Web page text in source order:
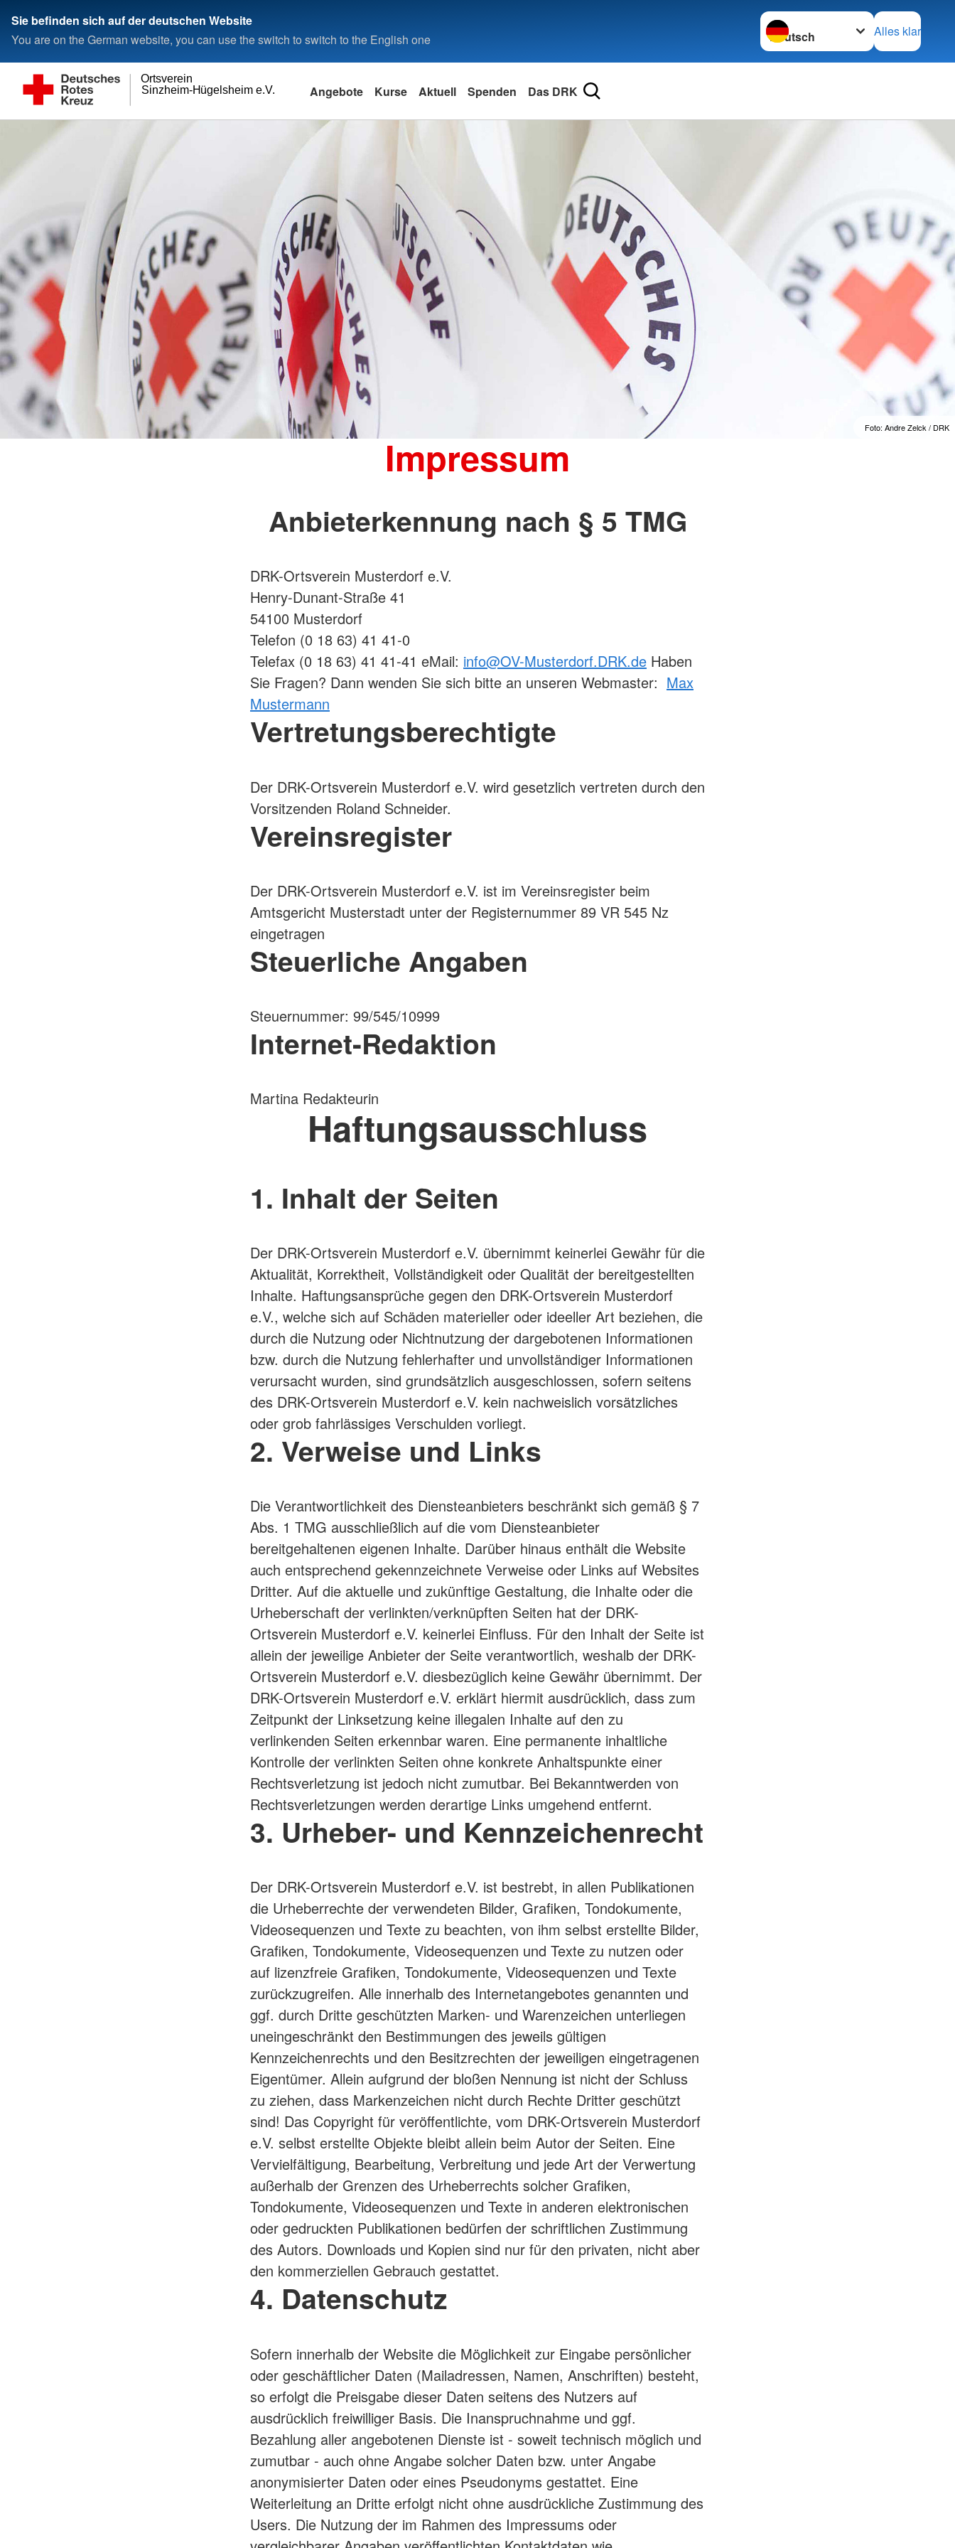
Sie befinden sich auf der deutschen Website
You are on the German website, you can use the switch to switch to the English one
Sprache wechseln zu
Alles klar
Sinzheim-Hügelsheim e.V.
Ortsverein
Angebote Kurse Aktuell Spenden Das DRK
Foto: Andre Zelck / DRK
Impressum
Anbieterkennung nach § 5 TMG
DRK-Ortsverein Musterdorf e.V.
Henry-Dunant-Straße 41
54100 Musterdorf
Telefon (0 18 63) 41 41-0
Telefax (0 18 63) 41 41-41 eMail: info@OV-Musterdorf.DRK.de Haben
Sie Fragen? Dann wenden Sie sich bitte an unseren Webmaster: Max
Mustermann
Vertretungsberechtigte
Der DRK-Ortsverein Musterdorf e.V. wird gesetzlich vertreten durch den
Vorsitzenden Roland Schneider.
Vereinsregister
Der DRK-Ortsverein Musterdorf e.V. ist im Vereinsregister beim
Amtsgericht Musterstadt unter der Registernummer 89 VR 545 Nz
eingetragen
Steuerliche Angaben
Steuernummer: 99/545/10999
Internet-Redaktion
Martina Redakteurin
Haftungsausschluss
1. Inhalt der Seiten
Der DRK-Ortsverein Musterdorf e.V. übernimmt keinerlei Gewähr für die
Aktualität, Korrektheit, Vollständigkeit oder Qualität der bereitgestellten
Inhalte. Haftungsansprüche gegen den DRK-Ortsverein Musterdorf
e.V., welche sich auf Schäden materieller oder ideeller Art beziehen, die
durch die Nutzung oder Nichtnutzung der dargebotenen Informationen
bzw. durch die Nutzung fehlerhafter und unvollständiger Informationen
verursacht wurden, sind grundsätzlich ausgeschlossen, sofern seitens
des DRK-Ortsverein Musterdorf e.V. kein nachweislich vorsätzliches
oder grob fahrlässiges Verschulden vorliegt.
2. Verweise und Links
Die Verantwortlichkeit des Diensteanbieters beschränkt sich gemäß § 7
Abs. 1 TMG ausschließlich auf die vom Diensteanbieter
bereitgehaltenen eigenen Inhalte. Darüber hinaus enthält die Website
auch entsprechend gekennzeichnete Verweise oder Links auf Websites
Dritter. Auf die aktuelle und zukünftige Gestaltung, die Inhalte oder die
Urheberschaft der verlinkten/verknüpften Seiten hat der DRK-
Ortsverein Musterdorf e.V. keinerlei Einfluss. Für den Inhalt der Seite ist
allein der jeweilige Anbieter der Seite verantwortlich, weshalb der DRK-
Ortsverein Musterdorf e.V. diesbezüglich keine Gewähr übernimmt. Der
DRK-Ortsverein Musterdorf e.V. erklärt hiermit ausdrücklich, dass zum
Zeitpunkt der Linksetzung keine illegalen Inhalte auf den zu
verlinkenden Seiten erkennbar waren. Eine permanente inhaltliche
Kontrolle der verlinkten Seiten ohne konkrete Anhaltspunkte einer
Rechtsverletzung ist jedoch nicht zumutbar. Bei Bekanntwerden von
Rechtsverletzungen werden derartige Links umgehend entfernt.
3. Urheber- und Kennzeichenrecht
Der DRK-Ortsverein Musterdorf e.V. ist bestrebt, in allen Publikationen
die Urheberrechte der verwendeten Bilder, Grafiken, Tondokumente,
Videosequenzen und Texte zu beachten, von ihm selbst erstellte Bilder,
Grafiken, Tondokumente, Videosequenzen und Texte zu nutzen oder
auf lizenzfreie Grafiken, Tondokumente, Videosequenzen und Texte
zurückzugreifen. Alle innerhalb des Internetangebotes genannten und
ggf. durch Dritte geschützten Marken- und Warenzeichen unterliegen
uneingeschränkt den Bestimmungen des jeweils gültigen
Kennzeichenrechts und den Besitzrechten der jeweiligen eingetragenen
Eigentümer. Allein aufgrund der bloßen Nennung ist nicht der Schluss
zu ziehen, dass Markenzeichen nicht durch Rechte Dritter geschützt
sind! Das Copyright für veröffentlichte, vom DRK-Ortsverein Musterdorf
e.V. selbst erstellte Objekte bleibt allein beim Autor der Seiten. Eine
Vervielfältigung, Bearbeitung, Verbreitung und jede Art der Verwertung
außerhalb der Grenzen des Urheberrechts solcher Grafiken,
Tondokumente, Videosequenzen und Texte in anderen elektronischen
oder gedruckten Publikationen bedürfen der schriftlichen Zustimmung
des Autors. Downloads und Kopien sind nur für den privaten, nicht aber
den kommerziellen Gebrauch gestattet.
4. Datenschutz
Sofern innerhalb der Website die Möglichkeit zur Eingabe persönlicher
oder geschäftlicher Daten (Mailadressen, Namen, Anschriften) besteht,
so erfolgt die Preisgabe dieser Daten seitens des Nutzers auf
ausdrücklich freiwilliger Basis. Die Inanspruchnahme und ggf.
Bezahlung aller angebotenen Dienste ist - soweit technisch möglich und
zumutbar - auch ohne Angabe solcher Daten bzw. unter Angabe
anonymisierter Daten oder eines Pseudonyms gestattet. Eine
Weiterleitung an Dritte erfolgt nicht ohne ausdrückliche Zustimmung des
Users. Die Nutzung der im Rahmen des Impressums oder